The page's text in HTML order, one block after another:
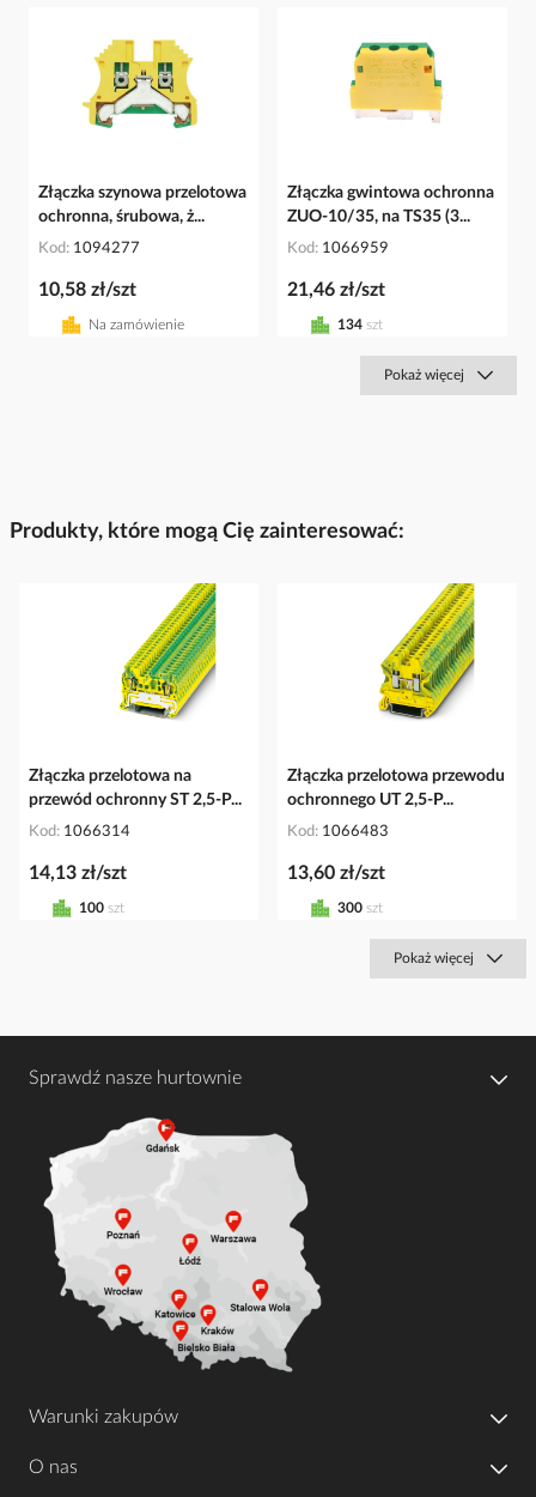
Złączka szynowa przelotowa
ochronna, śrubowa, ż...
Kod 1094277
10,58 zł/szt
Na zamówienie
Złączka gwintowa ochronna
ZUO-10/35, na TS35 (3...
Kod 1066959
21,46 zł/szt
134 szt
Pokaż więcej
Produkty, które mogą Cię zainteresować:
Złączka przelotowa na
przewód ochronny ST 2,5-P...
Kod 1066314
14,13 zł/szt
100 szt
Złączka przelotowa przewodu
ochronnego UT 2,5-P...
Kod 1066483
13,60 zł/szt
300 szt
Pokaż więcej
Sprawdź nasze hurtownie
Warunki zakupów
O nas